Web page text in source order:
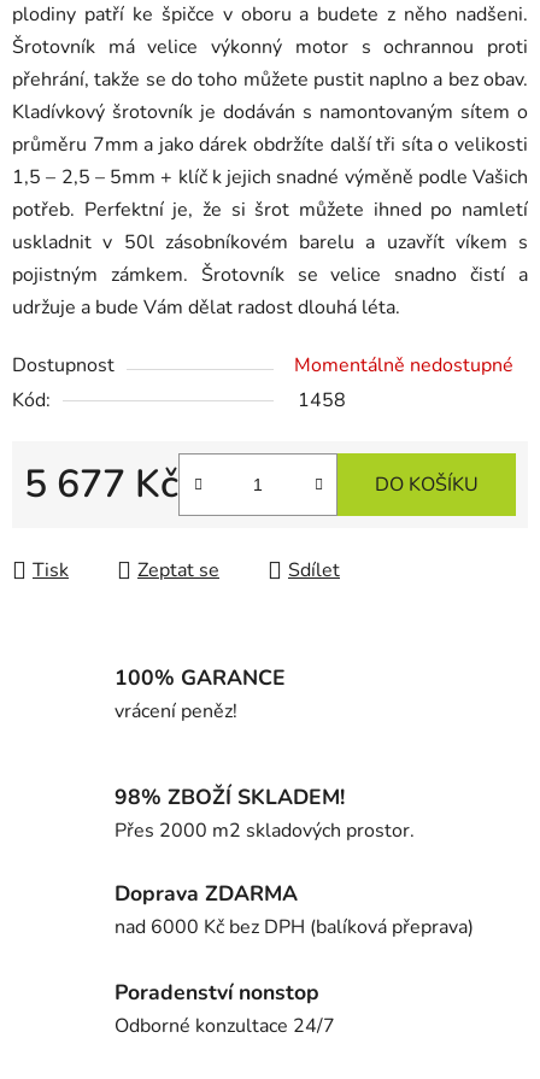
plodiny patří ke špičce v oboru a budete z něho nadšeni.
Šrotovník má velice výkonný motor s ochrannou proti
přehrání, takže se do toho můžete pustit naplno a bez obav.
Kladívkový šrotovník je dodáván s namontovaným sítem o
průměru 7mm a jako dárek obdržíte další tři síta o velikosti
1,5 – 2,5 – 5mm + klíč k jejich snadné výměně podle Vašich
potřeb. Perfektní je, že si šrot můžete ihned po namletí
uskladnit v 50l zásobníkovém barelu a uzavřít víkem s
pojistným zámkem. Šrotovník se velice snadno čistí a
udržuje a bude Vám dělat radost dlouhá léta.
Dostupnost
Momentálně nedostupné
Kód:
1458
5 677 Kč DO KOŠÍKU
Tisk Zeptat se Sdílet
100% GARANCE
vrácení peněz!
98% ZBOŽÍ SKLADEM!
Přes 2000 m2 skladových prostor.
Doprava ZDARMA
nad 6000 Kč bez DPH (balíková přeprava)
Poradenství nonstop
Odborné konzultace 24/7